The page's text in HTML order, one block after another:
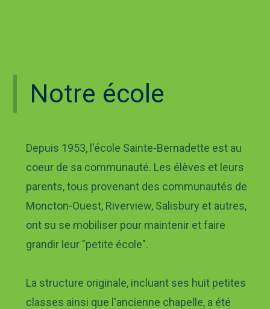
Notre école
Depuis 1953, l'école Sainte-Bernadette est au
coeur de sa communauté. Les élèves et leurs
parents, tous provenant des communautés de
Moncton-Ouest, Riverview, Salisbury et autres,
ont su se mobiliser pour maintenir et faire
grandir leur "petite école".
La structure originale, incluant ses huit petites
classes ainsi que l'ancienne chapelle, a été